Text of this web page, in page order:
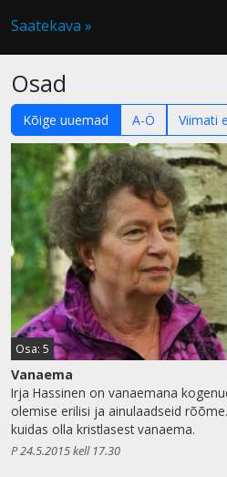
Saatekava »
Osad
Kõige uuemad A-Ö Viimati
Osa: 5
Vanaema
Irja Hassinen on vanaemana
olemise erilisi ja ainulaadseid
kuidas olla kristlasest vanaema.
P 24.5.2015 kell 17.30